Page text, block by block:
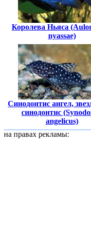
Королева Ньяса
nyassae)
Синодонтис ангел,
синодонтис
angelicus)
на правах рекламы: